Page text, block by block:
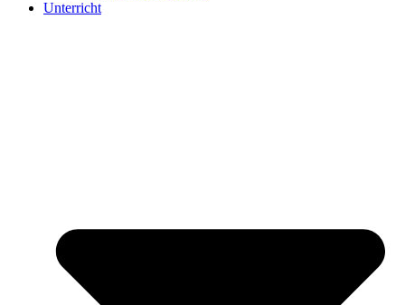
Unterricht